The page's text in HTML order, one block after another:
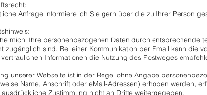
Anfrage informiere ich Sie gern über die zu Ihrer Person
mich, Ihre personenbezogenen Daten durch entsprechende
zugänglich sind. Bei einer Kommunikation per Email kann die
Informationen die Nutzung des Postweges
unserer Webseite ist in der Regel ohne Angabe
Name, Anschrift oder eMail-Adressen) erhoben werden,
ausdrückliche Zustimmung nicht an Dritte weitergegeben.